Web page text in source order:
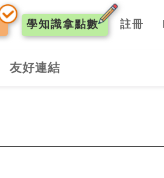
學知識拿點數 註冊
友好連結